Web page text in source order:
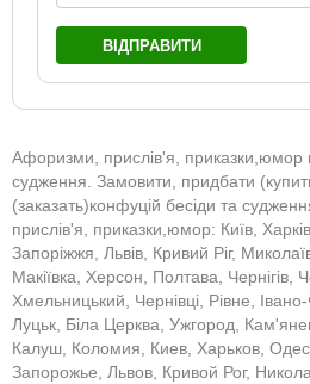
ВІДПРАВИТИ
Афоризми, прислів'я, приказки,юмор
судження. Замовити, придбати
(заказать)конфуцій бесіди та
прислів'я, приказки,юмор: Київ,
Запоріжжя, Львів, Кривий Ріг,
Макіївка, Херсон, Полтава,
Хмельницький, Чернівці, Рівне,
Луцьк, Біла Церква, Ужгород,
Калуш, Коломия, Киев, Харьков,
Запорожье, Львов, Кривой Рог,